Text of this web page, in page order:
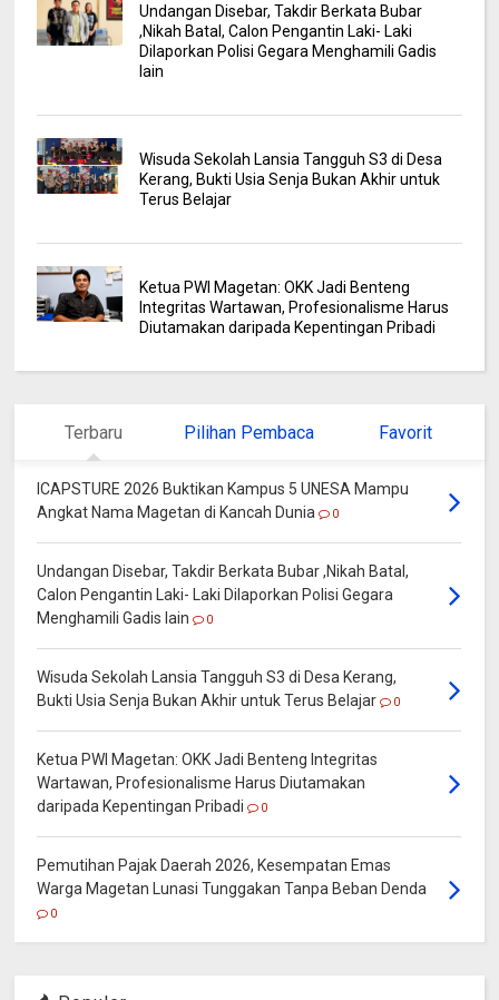
Undangan Disebar, Takdir Berkata Bubar
,Nikah Batal, Calon Pengantin Laki- Laki
Dilaporkan Polisi Gegara Menghamili Gadis
lain
Wisuda Sekolah Lansia Tangguh S3 di Desa
Kerang, Bukti Usia Senja Bukan Akhir untuk
Terus Belajar
Ketua PWI Magetan: OKK Jadi Benteng
Integritas Wartawan, Profesionalisme Harus
Diutamakan daripada Kepentingan Pribadi
Terbaru Pilihan Pembaca Favorit
ICAPSTURE 2026 Buktikan Kampus 5 UNESA Mampu
Angkat Nama Magetan di Kancah Dunia
0
Undangan Disebar, Takdir Berkata Bubar ,Nikah Batal,
Calon Pengantin Laki- Laki Dilaporkan Polisi Gegara
Menghamili Gadis lain
0
Wisuda Sekolah Lansia Tangguh S3 di Desa Kerang,
Bukti Usia Senja Bukan Akhir untuk Terus Belajar
0
Ketua PWI Magetan: OKK Jadi Benteng Integritas
Wartawan, Profesionalisme Harus Diutamakan
daripada Kepentingan Pribadi
0
Pemutihan Pajak Daerah 2026, Kesempatan Emas
Warga Magetan Lunasi Tunggakan Tanpa Beban Denda
0